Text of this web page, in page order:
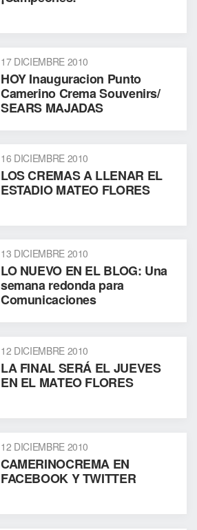
17 DICIEMBRE 2010
HOY Inauguracion Punto
Camerino Crema Souvenirs/
SEARS MAJADAS
16 DICIEMBRE 2010
LOS CREMAS A LLENAR EL
ESTADIO MATEO FLORES
13 DICIEMBRE 2010
LO NUEVO EN EL BLOG: Una
semana redonda para
Comunicaciones
12 DICIEMBRE 2010
LA FINAL SERÁ EL JUEVES
EN EL MATEO FLORES
12 DICIEMBRE 2010
CAMERINOCREMA EN
FACEBOOK Y TWITTER